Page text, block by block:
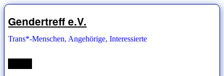
Zum
Inhalt
springen
Gendertreff e.V.
Trans*-Menschen, Angehörige, Interessierte